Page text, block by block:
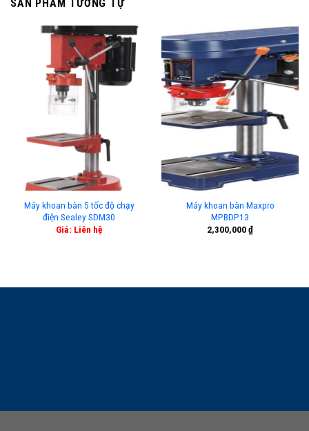
SẢN PHẨM TƯƠNG TỰ
Máy khoan bàn 5 tốc độ chạy
điện Sealey SDM30
Giá: Liên hệ
Máy khoan bàn Maxpro
MPBDP13
2,300,000₫